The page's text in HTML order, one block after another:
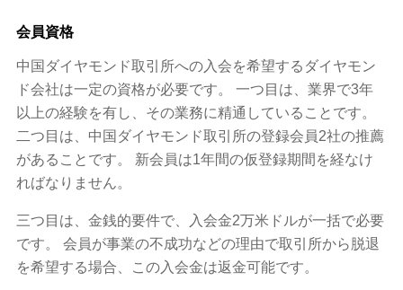
会員資格
中国ダイヤモンド取引所への入会を希望するダイヤモン
ド会社は一定の資格が必要です。 一つ目は、業界で3年
以上の経験を有し、その業務に精通していることです。
二つ目は、中国ダイヤモンド取引所の登録会員2社の推薦
があることです。 新会員は1年間の仮登録期間を経なけ
ればなりません。
三つ目は、金銭的要件で、入会金2万米ドルが一括で必要
です。 会員が事業の不成功などの理由で取引所から脱退
を希望する場合、この入会金は返金可能です。